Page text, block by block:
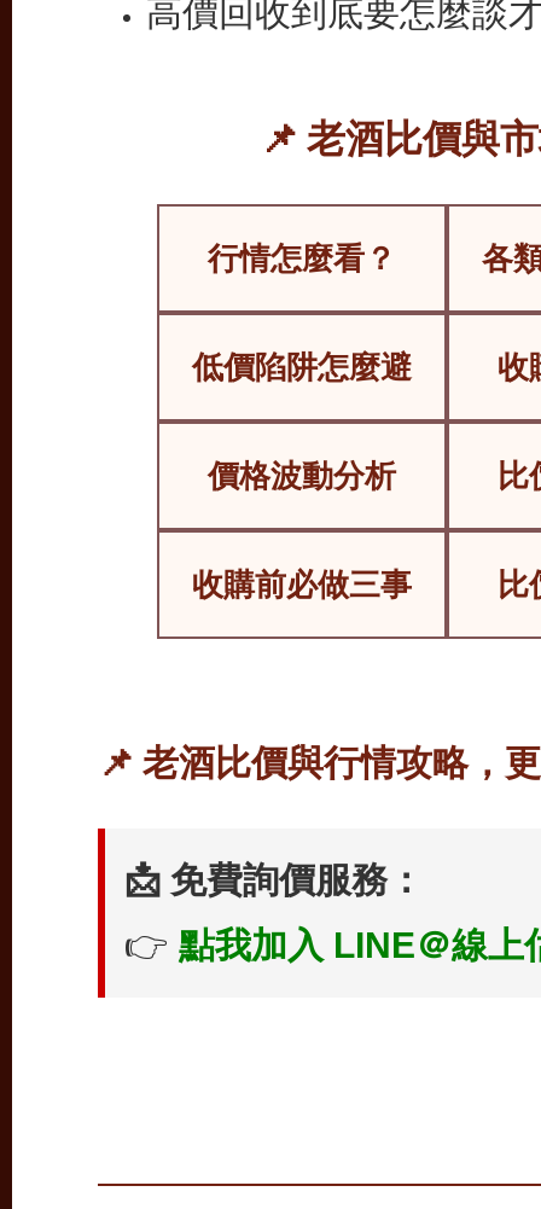
高價回收到底要怎麼談
📌 老酒比價與
行情怎麼看？ 各
低價陷阱怎麼避 收
價格波動分析 比
收購前必做三事 比
📌 老酒比價與行情攻略，
📩 免費詢價服務：
👉 點我加入 LINE＠線上